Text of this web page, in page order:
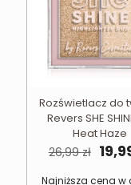
Rozświetlacz do
Revers SHE
Heat Haze
26,99zł
Najniższa cena w